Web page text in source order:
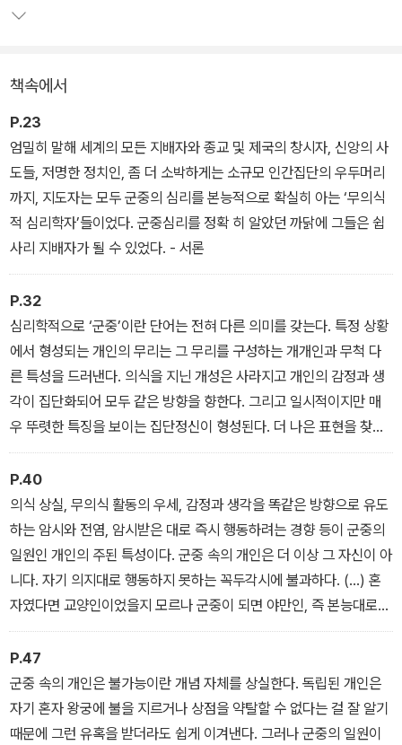
심지어 종교와 정치의 광기 등 최근의 여러 현상에 관해 명확한 관찰
문에 충실한 완역으로 선보인다.
책속에서
P.23
엄밀히 말해 세계의 모든 지배자와 종교 및 제국의 창시자, 신앙의 사
도들, 저명한 정치인, 좀 더 소박하게는 소규모 인간집단의 우두머리
까지, 지도자는 모두 군중의 심리를 본능적으로 확실히 아는 ‘무의식
적 심리학자’들이었다. 군중심리를 정확 히 알았던 까닭에 그들은 쉽
사리 지배자가 될 수 있었다. - 서론
P.32
심리학적으로 ‘군중’이란 단어는 전혀 다른 의미를 갖는다. 특정 상황
에서 형성되는 개인의 무리는 그 무리를 구성하는 개개인과 무척 다
른 특성을 드러낸다. 의식을 지닌 개성은 사라지고 개인의 감정과 생
각이 집단화되어 모두 같은 방향을 향한다. 그리고 일시적이지만 매
우 뚜렷한 특징을 보이는 집단정신이 형성된다. 더 나은 표현을 찾지
못했으므로 이런 집단을 ‘조직된 군중’, 혹은 ‘심리적 군중’이라고 부
르겠다. 이런 군중은 단일체를 형성하고 ‘군중의 정신을 단일화하는
심리 법칙’을 따른다. - 1부 1장
P.40
의식 상실, 무의식 활동의 우세, 감정과 생각을 똑같은 방향으로 유도
하는 암시와 전염, 암시받은 대로 즉시 행동하려는 경향 등이 군중의
일원인 개인의 주된 특성이다. 군중 속의 개인은 더 이상 그 자신이 아
니다. 자기 의지대로 행동하지 못하는 꼭두각시에 불과하다. (…) 혼
자였다면 교양인이었을지 모르나 군중이 되면 야만인, 즉 본능대로
행동하는 사람이 된다. 군중 속의 개인은 충동적이고 난폭하며 잔인
할 뿐만 아니라 원시인처럼 열광하며 때로는 용맹하게 나서기도 한
다. 그런 개인은 독립된 개인에게라면 아무런 영향을 미치지 못하는
말과 이미지에 쉽게 휘둘리고, 자신의 명백한 이익을 해치면서 본래
의 습관과 상반되게 행동하는 등 원시인에 가까운 경향을 보인다. 군
P.47
군중 속의 개인은 불가능이란 개념 자체를 상실한다. 독립된 개인은
자기 혼자 왕궁에 불을 지르거나 상점을 약탈할 수 없다는 걸 잘 알기
때문에 그런 유혹을 받더라도 쉽게 이겨낸다. 그러나 군중의 일원이